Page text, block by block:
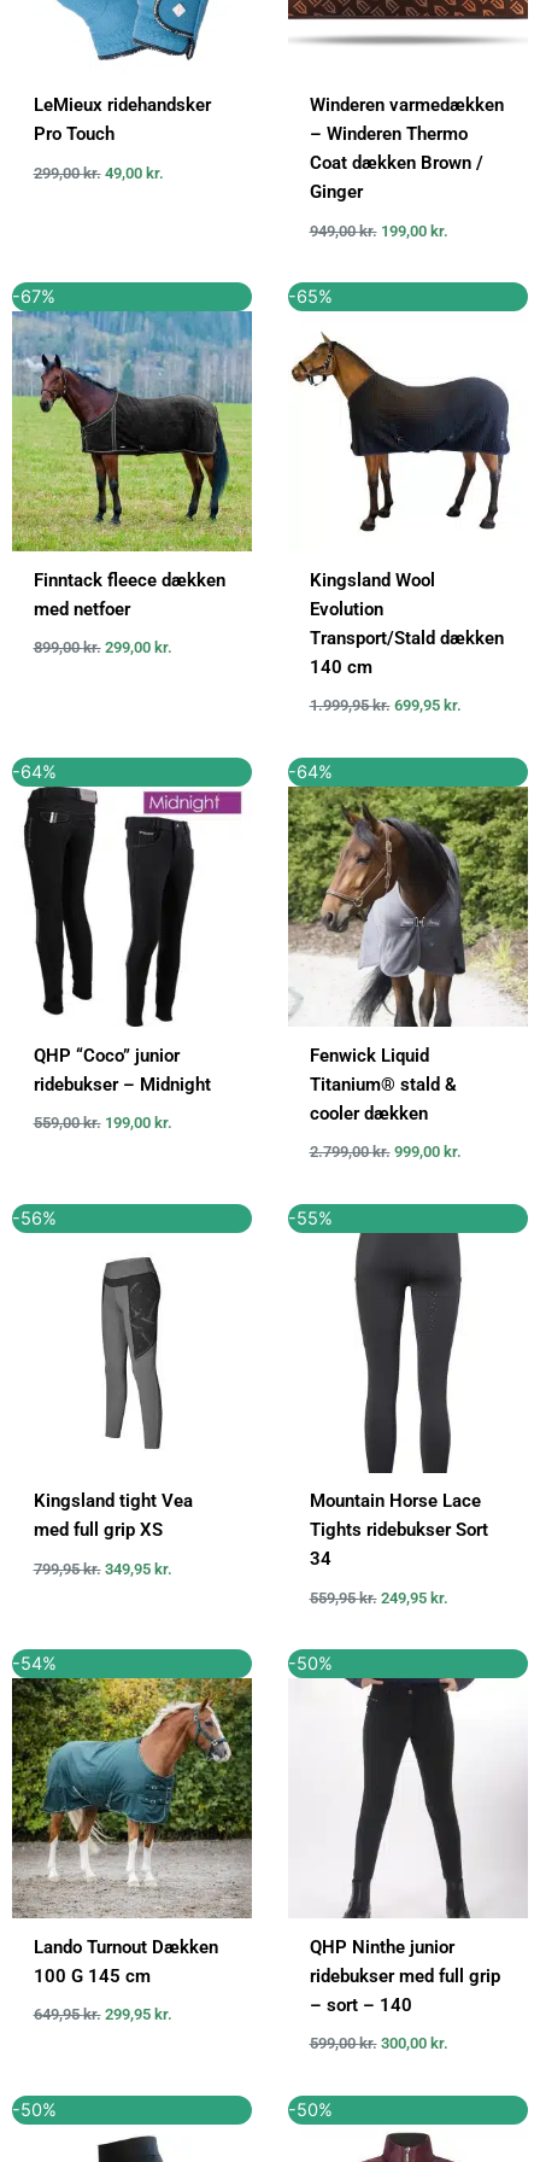
LeMieux ridehandsker
Pro Touch
299,00kr. 49,00 kr.
Winderen varmedækken
– Winderen Thermo
Coat dækken Brown /
Ginger
949,00kr. 199,00 kr.
-67%
Finntack fleece dækken
med netfoer
899,00kr.
oprindelige
pris
var:
899,00 kr..
299,00 kr.
aktuelle
pris
er:
299,00 kr..
-65%
Kingsland Wool
Evolution
Transport/Stald dækken
140 cm
1.999,95kr.
oprindelige
1.999,95 kr..
699,95 kr.
aktuelle
699,95 kr..
-64%
QHP “Coco” junior
ridebukser – Midnight
559,00kr.
oprindelige
var:
559,00 kr..
199,00 kr.
aktuelle
pris
er:
199,00 kr..
-64%
Fenwick Liquid
Titanium® stald &
cooler dækken
2.799,00kr.
oprindelige
pris
var:
2.799,00 kr..
999,00 kr.
aktuelle
pris
er:
999,00 kr..
-56%
Kingsland tight Vea
med full grip XS
799,95kr.
oprindelige
var:
799,95 kr..
349,95 kr.
aktuelle
-55%
Mountain Horse Lace
Tights ridebukser Sort
34
559,95kr.
oprindelige
559,95 kr..
249,95 kr.
aktuelle
pris
er:
249,95 kr..
-54%
Lando Turnout Dækken
100 G 145 cm
649,95kr.
oprindelige
pris
var:
649,95 kr..
299,95 kr.
aktuelle
pris
er:
299,95 kr..
-50%
QHP Ninthe junior
ridebukser med full grip
– sort – 140
599,00kr.
oprindelige
599,00 kr..
300,00 kr.
aktuelle
pris
er:
-50%
oprindelige
pris
aktuelle
-50%
oprindelige
pris
aktuelle